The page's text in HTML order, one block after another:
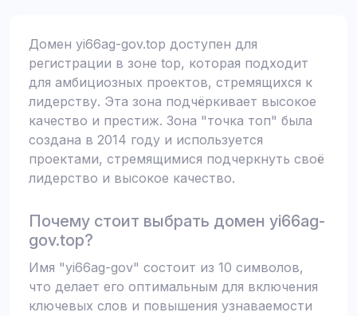
Домен yi66ag-gov.top доступен для
регистрации в зоне top, которая подходит
для амбициозных проектов, стремящихся к
лидерству. Эта зона подчёркивает высокое
качество и престиж. Зона "точка топ" была
создана в 2014 году и используется
проектами, стремящимися подчеркнуть своё
лидерство и высокое качество.
Почему стоит выбрать домен yi66ag-
gov.top?
Имя "yi66ag-gov" состоит из 10 символов,
что делает его оптимальным для включения
ключевых слов и повышения узнаваемости